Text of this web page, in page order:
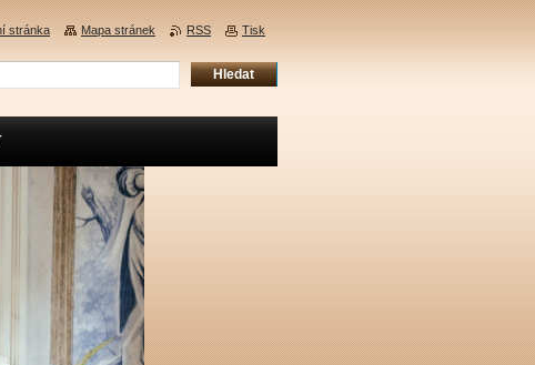
stránka Mapa stránek RSS Tisk